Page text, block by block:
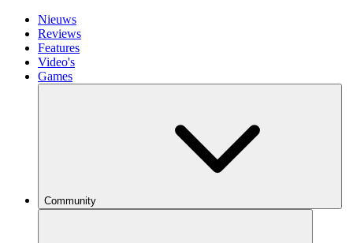
Nieuws
Reviews
Features
Video's
Games
Community